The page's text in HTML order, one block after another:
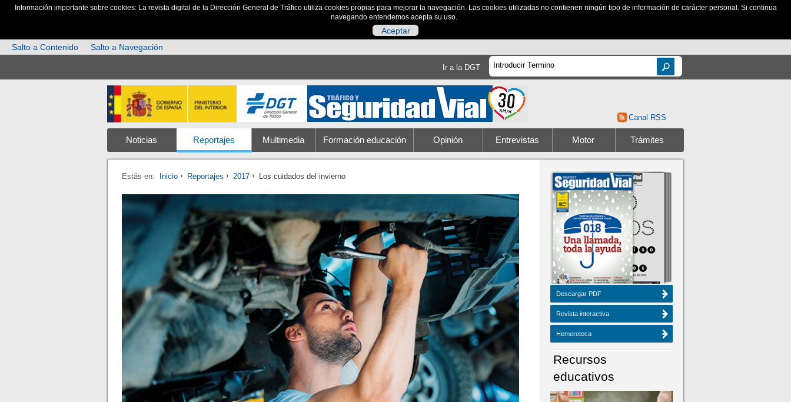
Información importante sobre cookies: La revista digital de la Dirección General de Tráfico utiliza cookies propias para mejorar la navegación. Las cookies utilizadas no contienen ningún tipo de información de carácter personal. Si continua
navegando entendemos acepta su uso.
Aceptar
Salto a Contenido
Salto a Navegación
Ir a la DGT
Canal RSS
Noticias Reportajes Multimedia Formación educación Opinión Entrevistas Motor Trámites
Estás en: Inicio Reportajes 2017 Los cuidados del invierno
Descargar PDF
Revista interactiva
Hemeroteca
Recursos
educativos